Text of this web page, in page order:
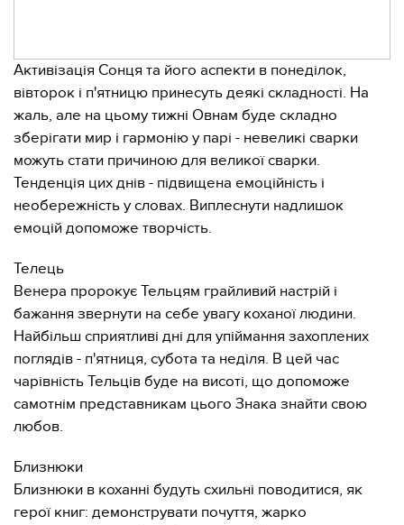
Активізація Сонця та його аспекти в понеділок,
вівторок і п'ятницю принесуть деякі складності. На
жаль, але на цьому тижні Овнам буде складно
зберігати мир і гармонію у парі - невеликі сварки
можуть стати причиною для великої сварки.
Тенденція цих днів - підвищена емоційність і
необережність у словах. Виплеснути надлишок
емоцій допоможе творчість.
Телець
Венера пророкує Тельцям грайливий настрій і
бажання звернути на себе увагу коханої людини.
Найбільш сприятливі дні для упіймання захоплених
поглядів - п'ятниця, субота та неділя. В цей час
чарівність Тельців буде на висоті, що допоможе
самотнім представникам цього Знака знайти свою
любов.
Близнюки
Близнюки в коханні будуть схильні поводитися, як
герої книг: демонструвати почуття, жарко